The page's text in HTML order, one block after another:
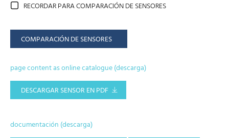
RECORDAR PARA COMPARACIÓN DE SENSORES
COMPARACIÓN DE SENSORES
page content as online catalogue (descarga)
DESCARGAR SENSOR EN PDF
documentación (descarga)